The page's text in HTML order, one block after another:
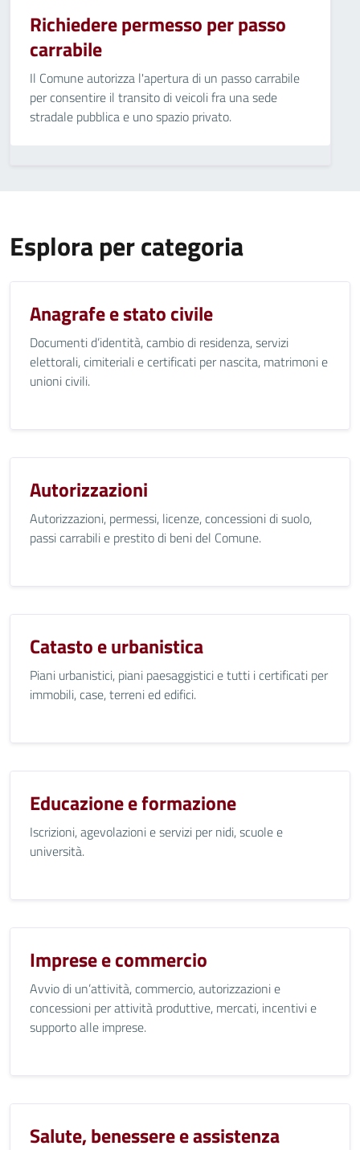
Richiedere permesso per passo
carrabile
Il Comune autorizza l'apertura di un passo carrabile
per consentire il transito di veicoli fra una sede
stradale pubblica e uno spazio privato.
Esplora per categoria
Anagrafe e stato civile
Documenti d’identità, cambio di residenza, servizi
elettorali, cimiteriali e certificati per nascita, matrimoni e
unioni civili.
Autorizzazioni
Autorizzazioni, permessi, licenze, concessioni di suolo,
passi carrabili e prestito di beni del Comune.
Catasto e urbanistica
Piani urbanistici, piani paesaggistici e tutti i certificati per
immobili, case, terreni ed edifici.
Educazione e formazione
Iscrizioni, agevolazioni e servizi per nidi, scuole e
università.
Imprese e commercio
Avvio di un’attività, commercio, autorizzazioni e
concessioni per attività produttive, mercati, incentivi e
supporto alle imprese.
Salute, benessere e assistenza